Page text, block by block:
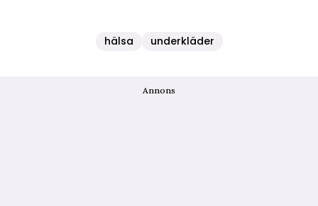
hälsa underkläder
Annons